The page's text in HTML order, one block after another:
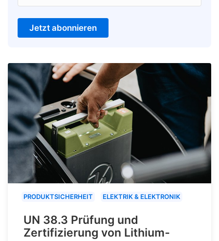
Jetzt abonnieren
PRODUKTSICHERHEIT ELEKTRIK & ELEKTRONIK
UN 38.3 Prüfung und
Zertifizierung von Lithium-